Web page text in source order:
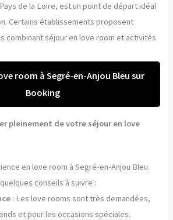
de la Loire, est un point de départ idéal
Certains établissements proposent
combinant séjour en love room et activités
room à Segré-en-Anjou Bleu sur
Booking
pleinement de votre séjour en love
en love room à Segré-en-Anjou Bleu
conseils à suivre :
: Les love rooms sont très demandées,
et pour les occasions spéciales.